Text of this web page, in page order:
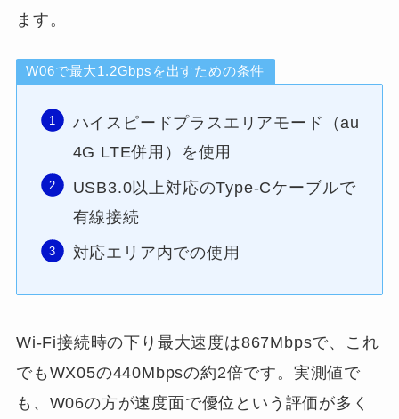
ます。
W06で最大1.2Gbpsを出すための条件
ハイスピードプラスエリアモード（au
4G LTE併用）を使用
USB3.0以上対応のType-Cケーブルで
有線接続
対応エリア内での使用
Wi-Fi接続時の下り最大速度は867Mbpsで、これ
でもWX05の440Mbpsの約2倍です。実測値で
も、W06の方が速度面で優位という評価が多く